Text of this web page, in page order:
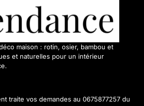
maison : rotin, osier, bambou et
et naturelles pour un intérieur
traite vos demandes au 0675877257 du